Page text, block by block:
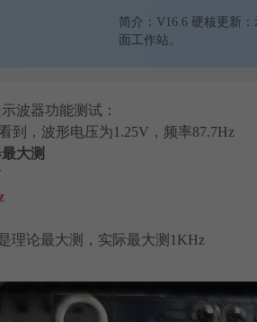
简介：V16.6 硬核更新
面工作站。
波器功能测试：
到，波形电压为1.25V，频率87.7Hz
大测
理论最大测，实际最大测1KHz